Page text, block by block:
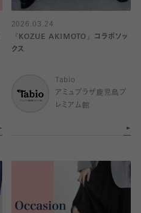
2026.03.24
『KOZUE AKIMOTO』コラボソッ
クス
Tabio
アミュプラザ鹿児島プ
レミアム館